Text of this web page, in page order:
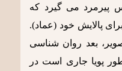
پیرمرد می گیرد که
پالایش خود (عماد).
بعد روان شناسی
پویا جاری است در